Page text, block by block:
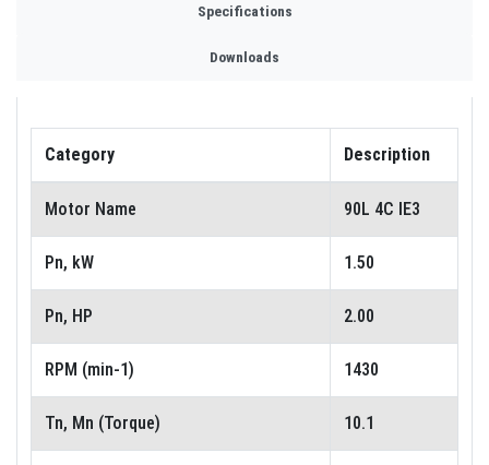
Specifications
Downloads
Category Description
Motor Name 90L 4C IE3
Pn, kW 1.50
Pn, HP 2.00
RPM (min-1) 1430
Tn, Mn (Torque) 10.1